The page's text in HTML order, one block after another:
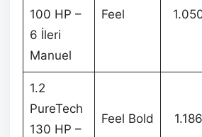
100 HP –
6 İleri
Manuel
Feel
1.2
PureTech
130 HP –
Feel Bold